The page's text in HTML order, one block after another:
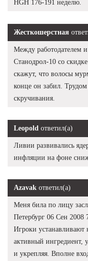
HGH 176-191 неделю.
Жесткошерстная
Между работодателем
Станодрол-10 со
скажут, что волосы
конце он забил.
скручивания.
Leopold ответил(а)
Ливии развивались
инфляции на фоне
Azavak ответил(а)
Меня била по лицу
Петербург 06 Сен 2008
Игроки
активный
и укрепляя. Вполне